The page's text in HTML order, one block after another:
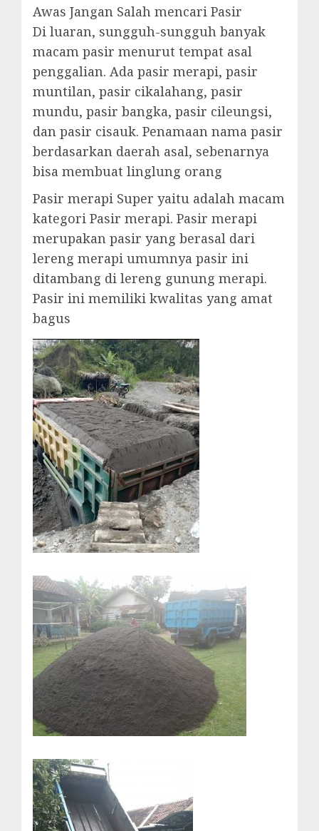
Awas Jangan Salah mencari Pasir
Di luaran, sungguh-sungguh banyak
macam pasir menurut tempat asal
penggalian. Ada pasir merapi, pasir
muntilan, pasir cikalahang, pasir
mundu, pasir bangka, pasir cileungsi,
dan pasir cisauk. Penamaan nama pasir
berdasarkan daerah asal, sebenarnya
bisa membuat linglung orang
Pasir merapi Super yaitu adalah macam
kategori Pasir merapi. Pasir merapi
merupakan pasir yang berasal dari
lereng merapi umumnya pasir ini
ditambang di lereng gunung merapi.
Pasir ini memiliki kwalitas yang amat
bagus